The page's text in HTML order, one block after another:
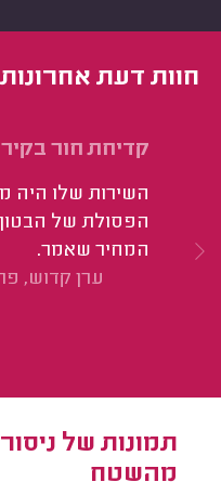
חוות דעת
קדיחת חור בקיר
השירות שלו היה
הפסולת של
המחיר שאמר.
ערן קדוש,
תמונות של
מהשטח